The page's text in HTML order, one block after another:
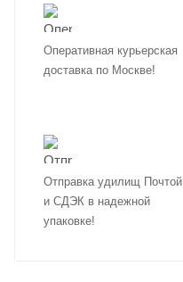
Оперативная курьерская
доставка по Москве!
Отправка удилищ Почтой
и СДЭК в надежной
упаковке!